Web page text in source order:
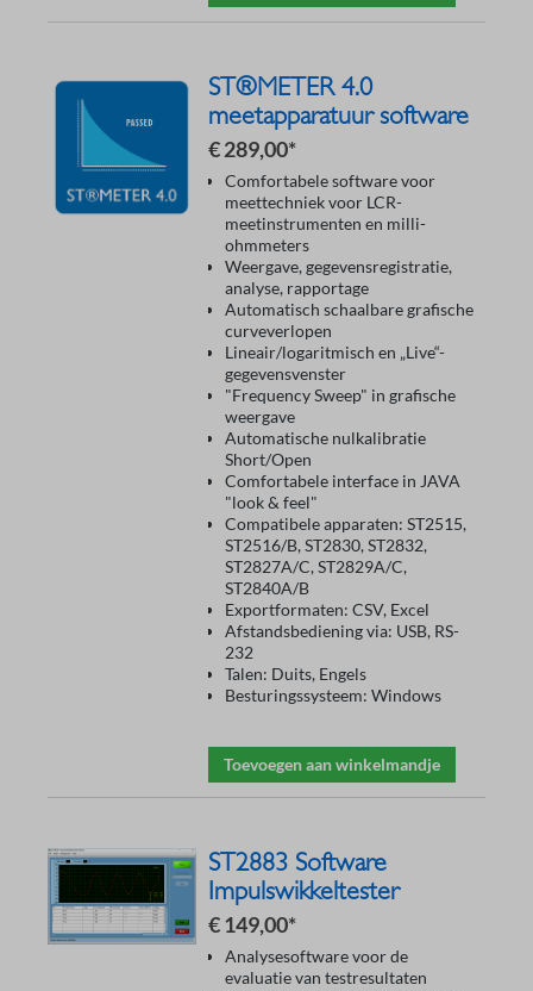
ST®METER 4.0
meetapparatuur software
€ 289,00*
Comfortabele software voor
meettechniek voor LCR-
meetinstrumenten en milli-
ohmmeters
Weergave, gegevensregistratie,
analyse, rapportage
Automatisch schaalbare grafische
curveverlopen
Lineair/logaritmisch en „Live“-
gegevensvenster
"Frequency Sweep" in grafische
weergave
Automatische nulkalibratie
Short/Open
Comfortabele interface in JAVA
"look & feel"
Compatibele apparaten: ST2515,
ST2516/B, ST2830, ST2832,
ST2827A/C, ST2829A/C,
ST2840A/B
Exportformaten: CSV, Excel
Afstandsbediening via: USB, RS-
232
Talen: Duits, Engels
Besturingssysteem: Windows
Toevoegen aan winkelmandje
ST2883 Software
Impulswikkeltester
€ 149,00*
Analysesoftware voor de
evaluatie van testresultaten